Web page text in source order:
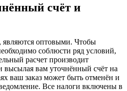
счёт и
являются оптовыми. Чтобы
соблюсти ряд условий,
расчет производит
вам уточнённый счёт на
ваш заказ может быть отменён и
Все налоги включены в